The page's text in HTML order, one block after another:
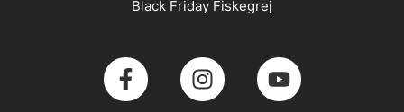
Black Friday Fiskegrej